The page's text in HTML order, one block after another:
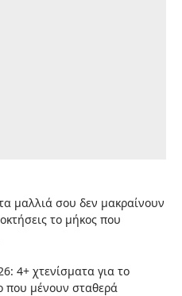
μαλλιά σου δεν μακραίνουν
το μήκος που
4+ χτενίσματα για το
που μένουν σταθερά